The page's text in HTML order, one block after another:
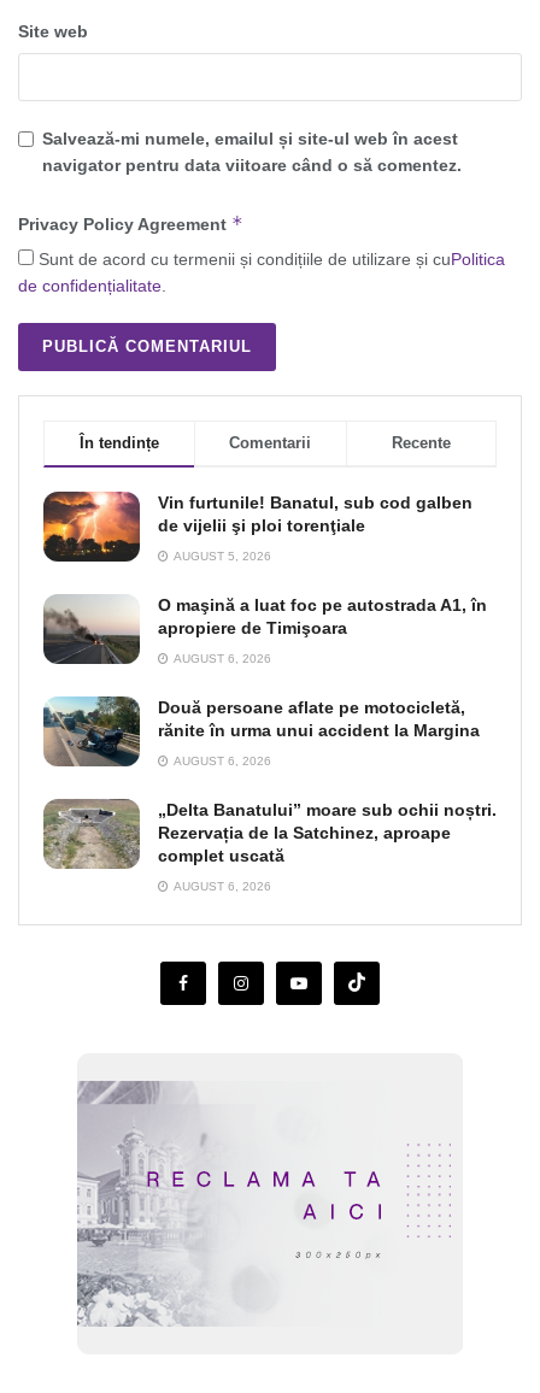
Site web
Salvează-mi numele, emailul și site-ul web în acest
navigator pentru data viitoare când o să comentez.
Privacy Policy Agreement *
Sunt de acord cu termenii și condițiile de utilizare și cuPolitica
de confidențialitate.
În tendințe Comentarii Recente
Vin furtunile! Banatul, sub cod galben
de vijelii şi ploi torenţiale
AUGUST 5, 2026
O maşină a luat foc pe autostrada A1, în
apropiere de Timişoara
AUGUST 6, 2026
Două persoane aflate pe motocicletă,
rănite în urma unui accident la Margina
AUGUST 6, 2026
„Delta Banatului” moare sub ochii noștri.
Rezervația de la Satchinez, aproape
complet uscată
AUGUST 6, 2026